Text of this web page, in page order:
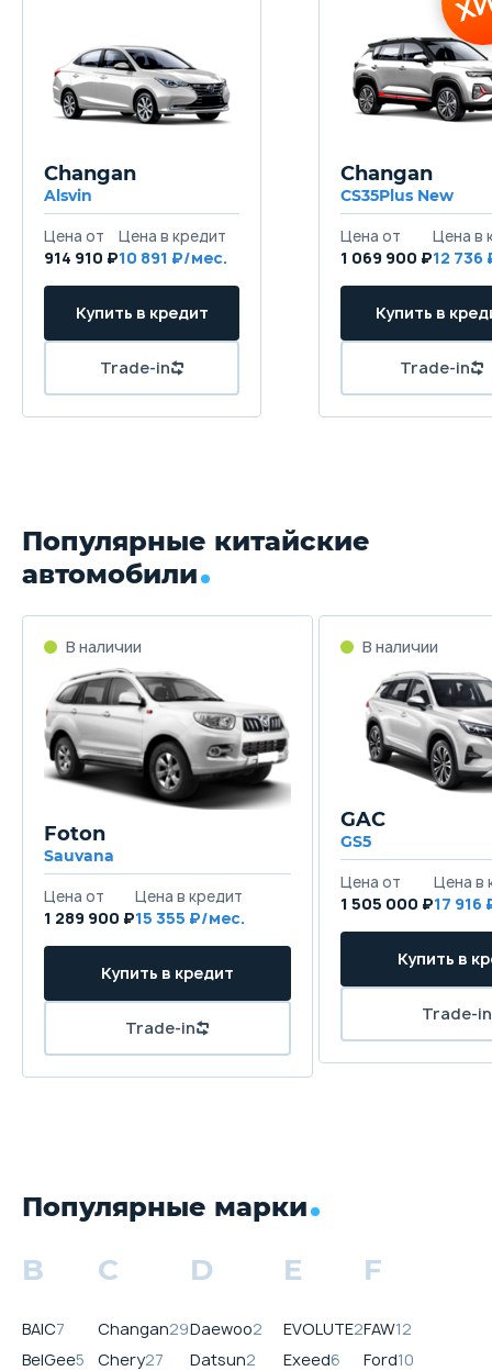
Changan
Alsvin
914 910 ₽10 891
Changan
CS35Plus New
1 069 900 ₽12 736
Популярные китайские
автомобили
Foton
Sauvana
1 289 900 ₽15 355
GAC
GS5
1 505 000 ₽17 916
Популярные марки
B
BAIC7
BelGee5
C
Changan29
Chery27
D
Daewoo2
Datsun2
E
EVOLUTE2
Exeed6
F
FAW12
Ford10